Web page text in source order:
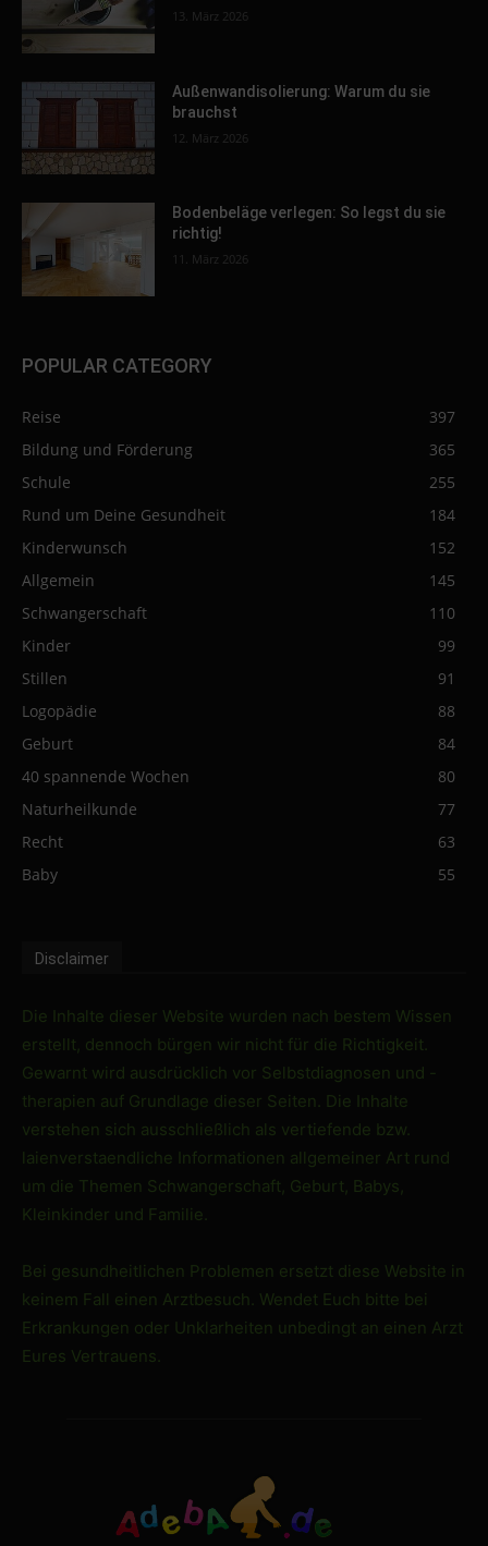
13. März 2026
Außenwandisolierung: Warum du sie
brauchst
12. März 2026
Bodenbeläge verlegen: So legst du sie
richtig!
11. März 2026
POPULAR CATEGORY
Reise
397
Bildung und Förderung
365
Schule
255
Rund um Deine Gesundheit
184
Kinderwunsch
152
Allgemein
145
Schwangerschaft
110
Kinder
99
Stillen
91
Logopädie
88
Geburt
84
40 spannende Wochen
80
Naturheilkunde
77
Recht
63
Baby
55
Disclaimer
Die Inhalte dieser Website wurden nach bestem Wissen
erstellt, dennoch bürgen wir nicht für die Richtigkeit.
Gewarnt wird ausdrücklich vor Selbstdiagnosen und -
therapien auf Grundlage dieser Seiten. Die Inhalte
verstehen sich ausschließlich als vertiefende bzw.
laienverstaendliche Informationen allgemeiner Art rund
um die Themen Schwangerschaft, Geburt, Babys,
Kleinkinder und Familie.
Bei gesundheitlichen Problemen ersetzt diese Website in
keinem Fall einen Arztbesuch. Wendet Euch bitte bei
Erkrankungen oder Unklarheiten unbedingt an einen Arzt
Eures Vertrauens.